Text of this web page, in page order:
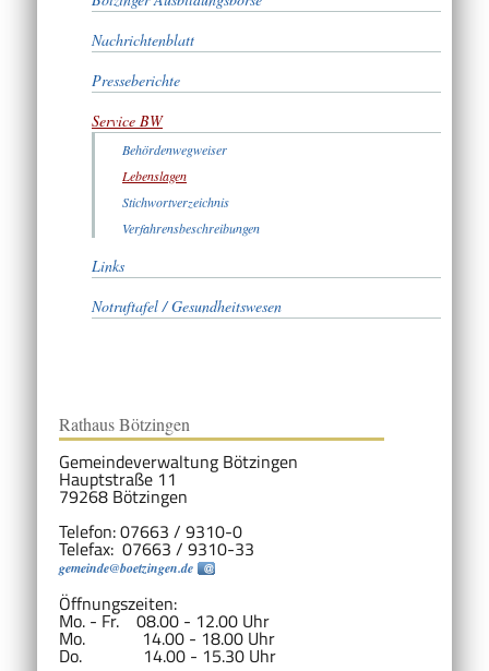
Nachrichtenblatt
Presseberichte
Service BW
Behördenwegweiser
Lebenslagen
Stichwortverzeichnis
Verfahrensbeschreibungen
Links
Notruftafel / Gesundheitswesen
Rathaus Bötzingen
Gemeindeverwaltung Bötzingen
Hauptstraße 11
79268 Bötzingen
Telefon: 07663 / 9310-0
Telefax: 07663 / 9310-33
gemeinde@boetzingen.de
Öffnungszeiten:
Mo. - Fr. 08.00 - 12.00 Uhr
Mo. 14.00 - 18.00 Uhr
Do. 14.00 - 15.30 Uhr